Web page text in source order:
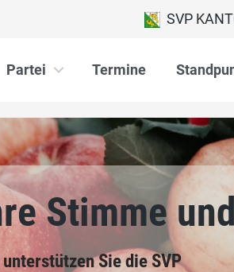
SVP
Partei Termine
Stimme
Sie die SVP